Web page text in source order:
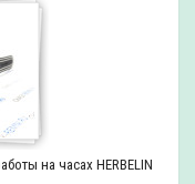
на часах HERBELIN